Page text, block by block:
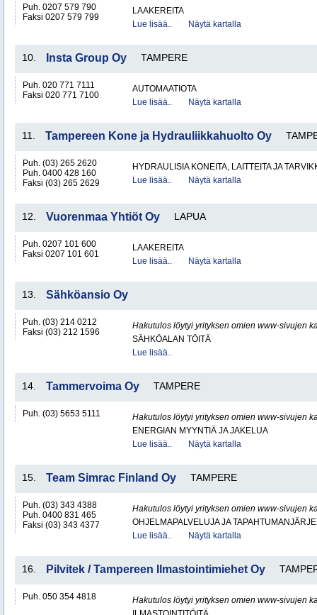
Puh. 0207 579 790
Faksi 0207 579 799
LAAKEREITA
Lue lisää..
Näytä kartalla
10. Insta Group Oy TAMPERE
Puh. 020 771 7111
Faksi 020 771 7100
AUTOMAATIOTA
Lue lisää..
Näytä kartalla
11. Tampereen Kone ja Hydrauliikkahuolto Oy
Puh. (03) 265 2620
Puh. 0400 428 160
Faksi (03) 265 2629
HYDRAULISIA KONEITA, LAITTEITA JA
Lue lisää..
Näytä kartalla
12. Vuorenmaa Yhtiöt Oy LAPUA
Puh. 0207 101 600
Faksi 0207 101 601
LAAKEREITA
Lue lisää..
Näytä kartalla
13. Sähköansio Oy
Puh. (03) 214 0212
Faksi (03) 212 1596
Hakutulos löytyi yrityksen omien www-sivujen
SÄHKÖALAN TÖITÄ
Lue lisää..
14. Tammervoima Oy TAMPERE
Puh. (03) 5653 5111
Hakutulos löytyi yrityksen omien www-sivujen
ENERGIAN MYYNTIÄ JA JAKELUA
Lue lisää..
Näytä kartalla
15. Team Simrac Finland Oy TAMPERE
Puh. (03) 343 4388
Puh. 0400 831 465
Faksi (03) 343 4377
Hakutulos löytyi yrityksen omien www-sivujen
OHJELMAPALVELUJA JA
Lue lisää..
Näytä kartalla
16. Pilvitek / Tampereen Ilmastointimiehet Oy
Puh. 050 354 4818
Hakutulos löytyi yrityksen omien www-sivujen